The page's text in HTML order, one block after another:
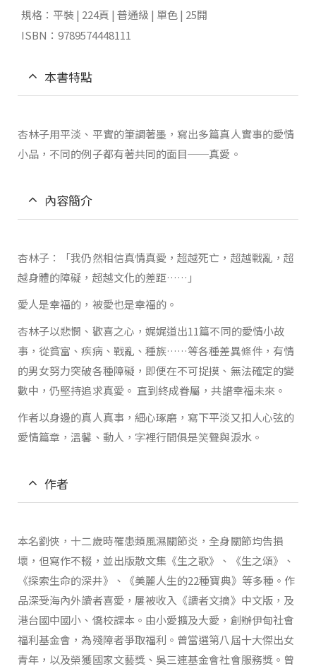
規格：平裝 | 224頁 | 普通級 | 單色 | 25開
ISBN：9789574448111
本書特點
杏林子用平淡、平實的筆調著墨，寫出多篇真人實事的愛情
小品，不同的例子都有著共同的面目──真愛。
內容簡介
杏林子：「我仍然相信真情真愛，超越死亡，超越戰亂，超
越身體的障礙，超越文化的差距……」
愛人是幸福的，被愛也是幸福的。
杏林子以悲憫、歡喜之心，娓娓道出11篇不同的愛情小故
事，從貧富、疾病、戰亂、種族……等各種差異條件，有情
的男女努力突破各種障礙，即便在不可捉摸、無法確定的變
數中，仍堅持追求真愛。 直到終成眷屬，共譜幸福未來。
作者以身邊的真人真事，細心琢磨，寫下平淡又扣人心弦的
愛情篇章，溫馨、動人，字裡行間俱是笑聲與淚水。
作者
本名劉俠，十二歲時罹患類風濕關節炎，全身關節均告損
壞，但寫作不輟，並出版散文集《生之歌》、《生之頌》、
《探索生命的深井》、《美麗人生的22種寶典》等多種。作
品深受海內外讀者喜愛，屢被收入《讀者文摘》中文版，及
港台國中國小、僑校課本。由小愛擴及大愛，創辦伊甸社會
福利基金會，為殘障者爭取福利。曾當選第八屆十大傑出女
青年，以及榮獲國家文藝獎、吳三連基金會社會服務獎。曾